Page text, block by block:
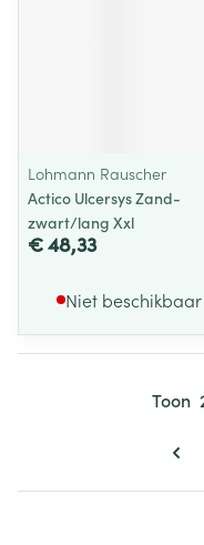
Lohmann Rauscher
Actico Ulcersys Zand-
zwart/lang Xxl
€ 48,33
Niet beschikbaar
Toon